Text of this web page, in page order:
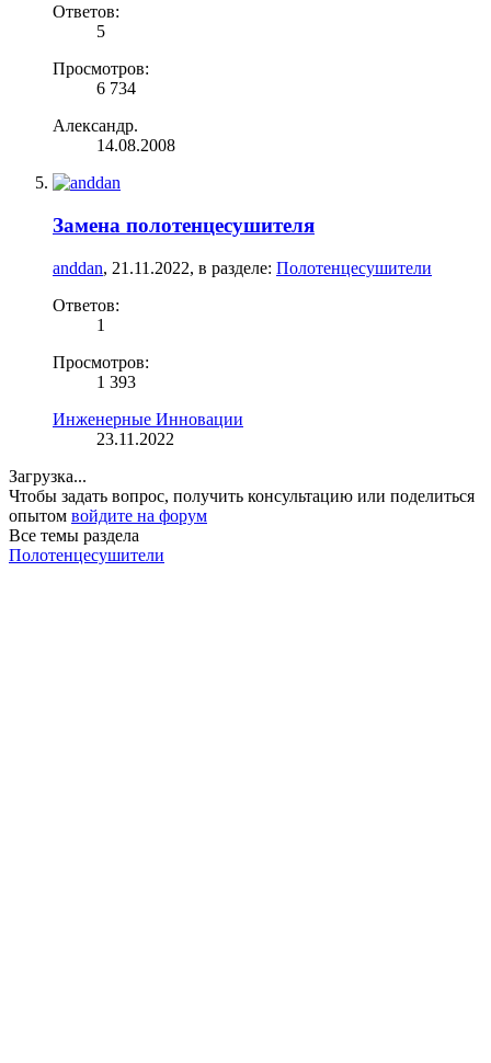
Ответов:
5
Просмотров:
6 734
Александр.
14.08.2008
Замена полотенцесушителя
anddan, 21.11.2022, в разделе: Полотенцесушители
Ответов:
1
Просмотров:
1 393
Инженерные Инновации
23.11.2022
Загрузка...
Чтобы задать вопрос, получить консультацию или поделиться
опытом войдите на форум
Все темы раздела
Полотенцесушители